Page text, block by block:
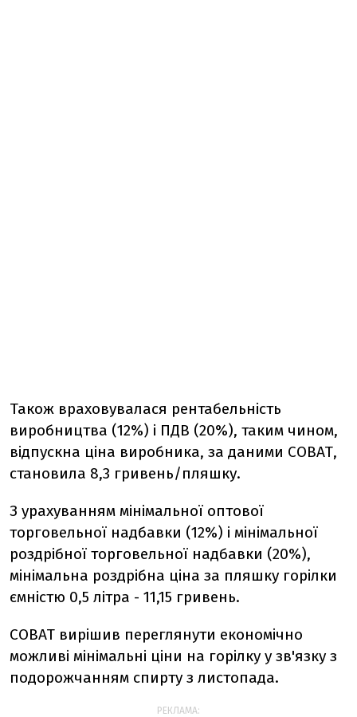
Також враховувалася рентабельність
виробництва (12%) і ПДВ (20%), таким чином,
відпускна ціна виробника, за даними СОВАТ,
становила 8,3 гривень/пляшку.
З урахуванням мінімальної оптової
торговельної надбавки (12%) і мінімальної
роздрібної торговельної надбавки (20%),
мінімальна роздрібна ціна за пляшку горілки
ємністю 0,5 літра - 11,15 гривень.
СОВАТ вирішив переглянути економічно
можливі мінімальні ціни на горілку у зв'язку з
подорожчанням спирту з листопада.
РЕКЛАМА: